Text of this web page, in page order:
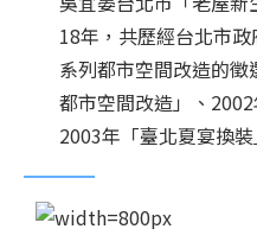
18年，共歷經台北市
系列都市空間改造的
都市空間改造」、
2003年「臺北夏宴換裝